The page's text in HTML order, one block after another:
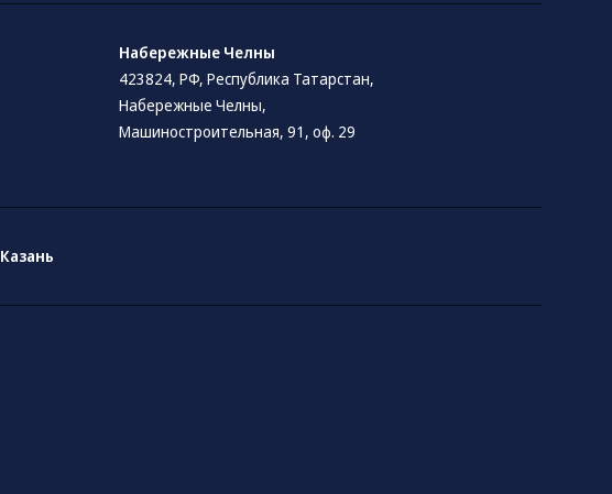
Набережные Челны
423824, РФ, Республика Татарстан​,
Набережные Челны,
Машиностроительная, 91, оф. 29
Казань